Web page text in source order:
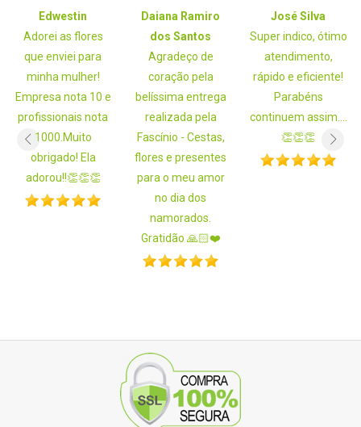
Edwestin
Adorei as flores
que enviei para
minha mulher!
Empresa nota 10 e
profissionais nota
1000.Muito
obrigado! Ela
adorou!!👏👏👏
Daiana Ramiro
dos Santos
Agradeço de
coração pela
belíssima entrega
realizada pela
Fascínio - Cestas,
flores e presentes
para o meu amor
no dia dos
namorados.
Gratidão 🙏🏻❤️
José Silva
Super indico, ótimo
atendimento,
rápido e eficiente!
Parabéns
continuem assim....
👏👏👏